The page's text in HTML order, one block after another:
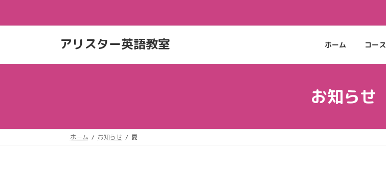
テ
へ
ゲ
ョ
アリスター英語教室 ホーム コース
お知らせ
ホーム お知らせ 夏